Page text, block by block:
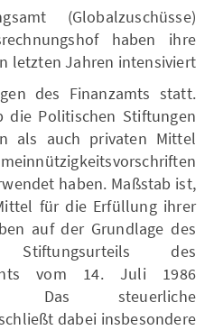
(Globalzuschüsse)
haben ihre
letzten Jahren intensiviert.
des Finanzamts statt.
die Politischen Stiftungen
als auch privaten Mittel
haben. Maßstab ist,
für die Erfüllung ihrer
auf der Grundlage des
des
vom 14. Juli 1986
Das steuerliche
dabei insbesondere